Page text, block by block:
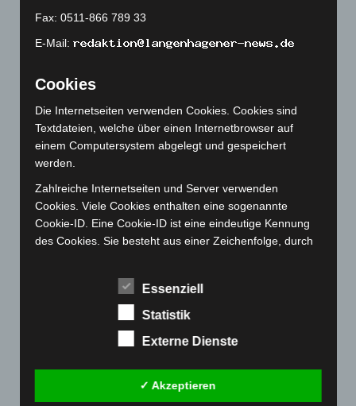
Oktober 2022(166)
September 2022(205)
Juni 2022 (167)
Mai 2022(177)
April 2022
März 2022(221)
Februar 2022(189)
Januar 2022(190)
(215)
(180)
Fax: 0511-866 789 33
E-Mail:
Cookies
Die Internetseiten verwenden Cookies. Cookies sind
Textdateien, welche über einen Internetbrowser auf
einem Computersystem abgelegt und gespeichert
werden.
Zahlreiche Internetseiten und Server verwenden
Cookies. Viele Cookies enthalten eine sogenannte
Cookie-ID. Eine Cookie-ID ist eine eindeutige Kennung
des Cookies. Sie besteht aus einer Zeichenfolge, durch
Internetbrowser zugeordnet werden können, in dem das
Cookie gespeichert wurde. Dies ermöglicht es den
besuchten Internetseiten und Servern, den individuellen
Browser der betroffenen Person von anderen
Internetbrowsern, die andere Cookies enthalten, zu
über die eindeutige Cookie-ID wiedererkannt und
Essenziell
Statistik
Externe Dienste
✓ Akzeptieren